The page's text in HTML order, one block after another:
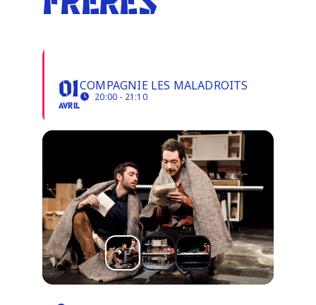
01
AVRIL
COMPAGNIE LES MALADROITS
20:00 - 21:10